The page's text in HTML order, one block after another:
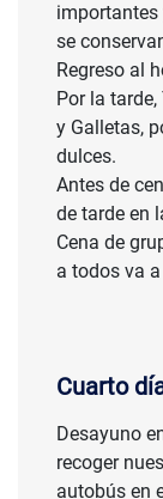
importantes
se
Regreso al
Por la
y Galletas,
dulces.
Antes de
de tarde en
Cena de
a todos va
Cuarto
Desayuno
recoger
autobús en